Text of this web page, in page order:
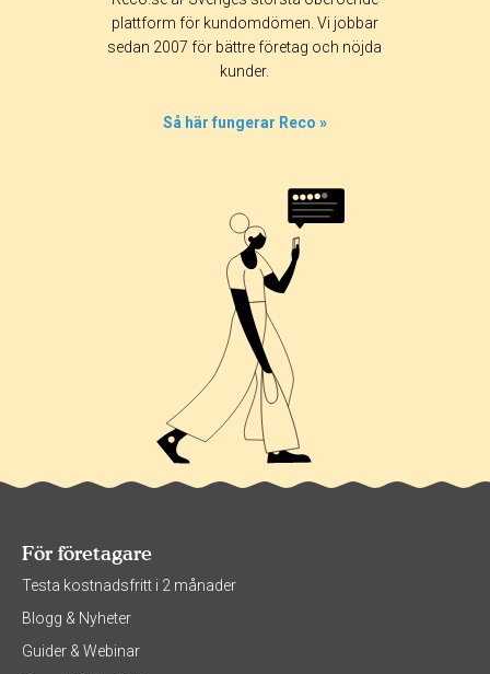
365 dagar 90 dagar
30 dagar
plattform för kundomdömen. Vi jobbar
sedan 2007 för bättre företag och nöjda
kunder.
Så här fungerar Reco »
För företagare
Testa kostnadsfritt i 2 månader
Blogg & Nyheter
Guider & Webinar